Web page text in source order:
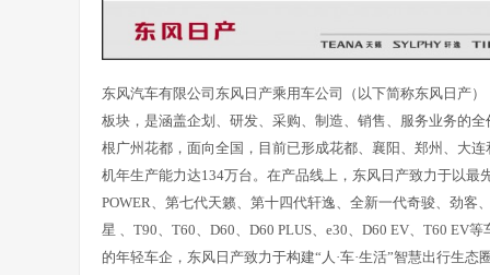
东风汽车有限公司东风日产乘用车公司（以下简称东风日产
板块，是涵盖企划、研发、采购、制造、销售、服务业务的
根广州花都，面向全国，目前已形成花都、襄阳、郑州、大
机年生产能力达134万台。在产品线上，东风日产致力于以
POWER、第七代天籁、第十四代轩逸、全新一代奇骏、劲
星 、T90、T60、D60、D60 PLUS、e30、D60 EV、T60 EV
的年轻车企，东风日产致力于构建“人·车·生活”智慧出行生